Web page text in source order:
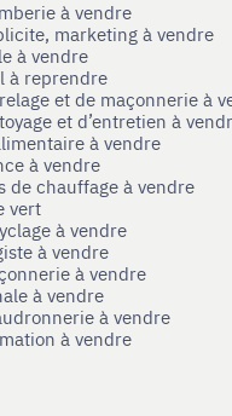
à vendre
marketing à vendre
à vendre
à reprendre
et de maçonnerie à
et d’entretien à
à vendre
à vendre
de chauffage à vendre
vert
à vendre
à vendre
à vendre
à vendre
à vendre
à vendre